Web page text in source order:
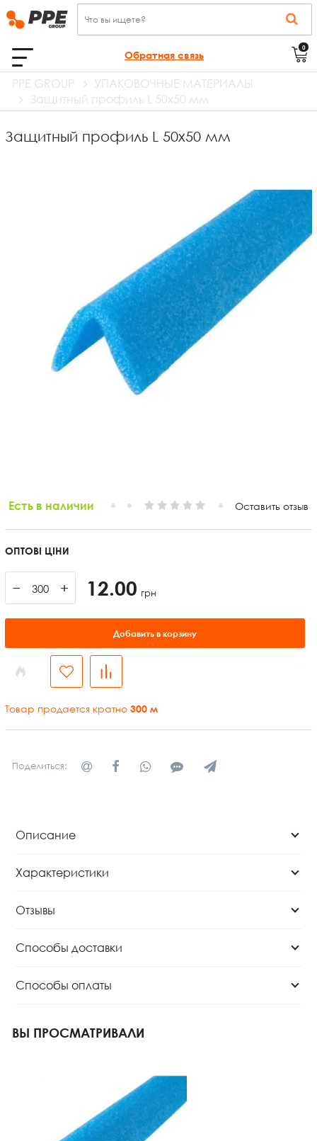
Обратная связь
0
PPE GROUP
УПАКОВОЧНЫЕ МАТЕРИАЛЫ
Защитный профиль L 50х50 мм
Защитный профиль L 50х50 мм
Есть в наличии Оставить отзыв
ОПТОВІ ЦІНИ
− + 12.00 грн
Добавить в корзину
Товар продается кратно 300 м
Поделиться:
Описание
Характеристики
Отзывы
Способы доставки
Способы оплаты
ВЫ ПРОСМАТРИВАЛИ